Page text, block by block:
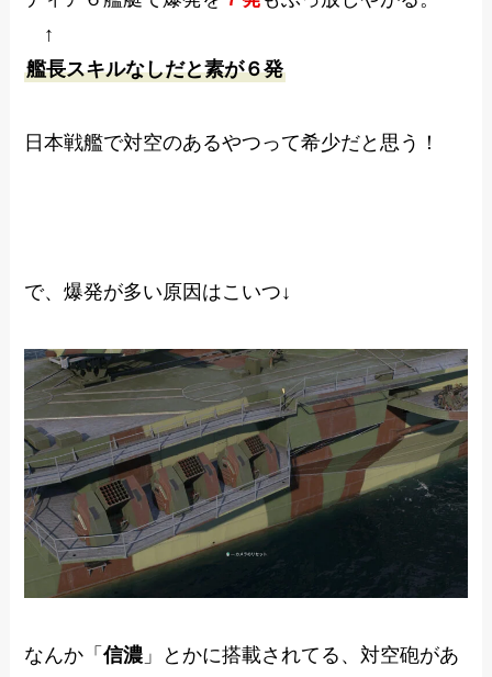
↑
艦長スキルなしだと素が６発
日本戦艦で対空のあるやつって希少だと思う！
で、爆発が多い原因はこいつ↓
なんか「信濃 」とかに搭載されてる、対空砲があ